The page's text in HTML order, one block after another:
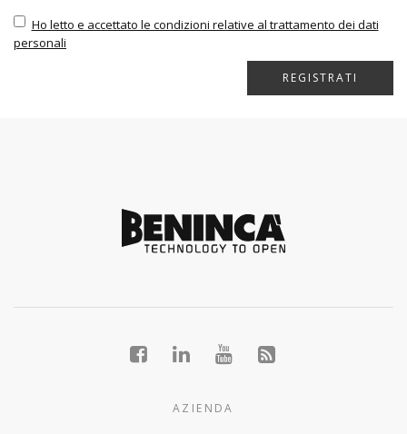
Ho letto e accettato le condizioni relative al trattamento dei dati
personali
REGISTRATI
AZIENDA